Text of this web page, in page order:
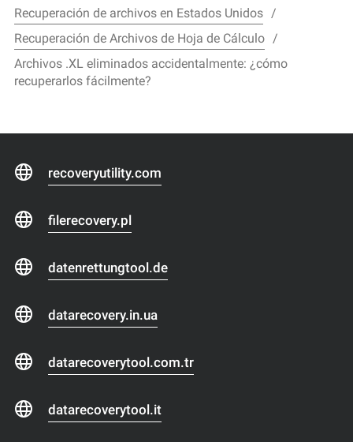
Recuperación de archivos en Estados Unidos
Recuperación de Archivos de Hoja de Cálculo
Archivos .XL eliminados accidentalmente: ¿cómo
recuperarlos fácilmente?
recoveryutility.com
filerecovery.pl
datenrettungtool.de
datarecovery.in.ua
datarecoverytool.com.tr
datarecoverytool.it